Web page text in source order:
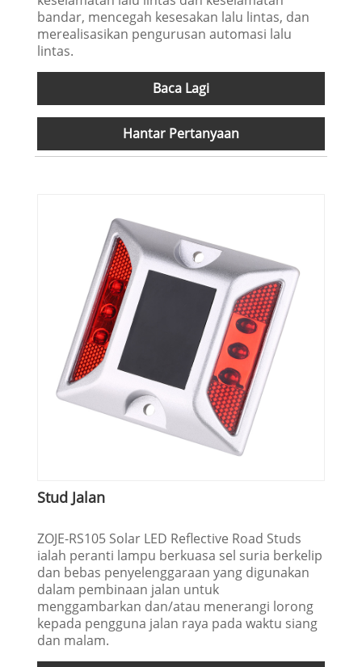
bandar, mencegah kesesakan lalu lintas, dan
merealisasikan pengurusan automasi lalu
lintas.
Baca Lagi
Hantar Pertanyaan
Stud Jalan
ZOJE-RS105 Solar LED Reflective Road Studs
ialah peranti lampu berkuasa sel suria berkelip
dan bebas penyelenggaraan yang digunakan
dalam pembinaan jalan untuk
menggambarkan dan/atau menerangi lorong
kepada pengguna jalan raya pada waktu siang
dan malam.